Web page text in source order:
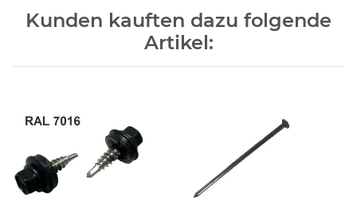
Kunden kauften dazu folgende
Artikel: